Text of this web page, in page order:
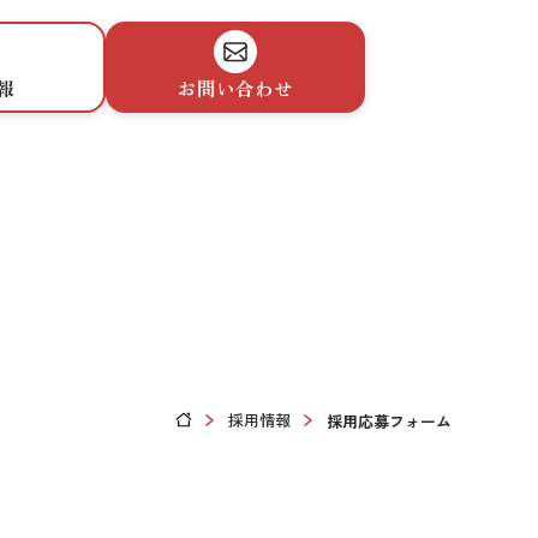
お問い合わせ
採用情報 採用応募フォーム